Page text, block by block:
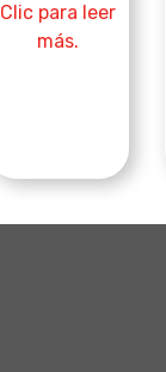
Clic para leer
más.